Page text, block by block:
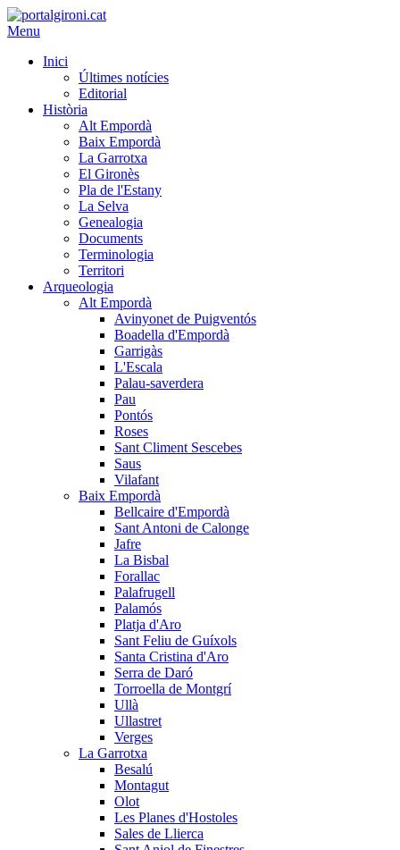
Menu
Inici
Últimes notícies
Editorial
Història
Alt Empordà
Baix Empordà
La Garrotxa
El Gironès
Pla de l'Estany
La Selva
Genealogia
Documents
Terminologia
Territori
Arqueologia
Alt Empordà
Avinyonet de Puigventós
Boadella d'Empordà
Garrigàs
L'Escala
Palau-saverdera
Pau
Pontós
Roses
Sant Climent Sescebes
Saus
Vilafant
Baix Empordà
Bellcaire d'Empordà
Sant Antoni de Calonge
Jafre
La Bisbal
Forallac
Palafrugell
Palamós
Platja d'Aro
Sant Feliu de Guíxols
Santa Cristina d'Aro
Serra de Daró
Torroella de Montgrí
Ullà
Ullastret
Verges
La Garrotxa
Besalú
Montagut
Olot
Les Planes d'Hostoles
Sales de Llierca